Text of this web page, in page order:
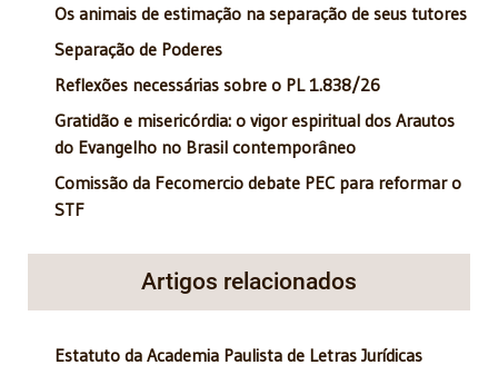
Os animais de estimação na separação de seus tutores
Separação de Poderes
Reflexões necessárias sobre o PL 1.838/26
Gratidão e misericórdia: o vigor espiritual dos Arautos
do Evangelho no Brasil contemporâneo
Comissão da Fecomercio debate PEC para reformar o
STF
Artigos relacionados
Estatuto da Academia Paulista de Letras Jurídicas